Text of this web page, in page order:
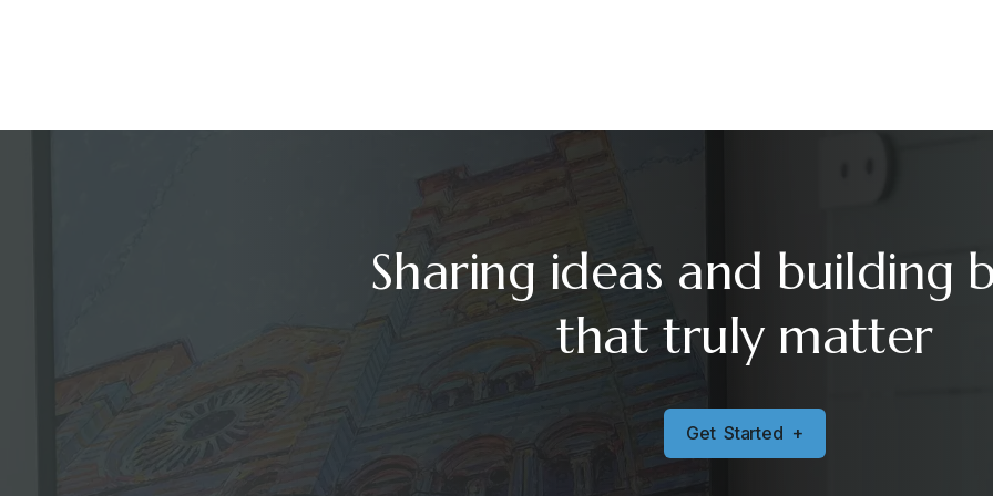
Sharing ideas and building
that truly matter
Get Started +